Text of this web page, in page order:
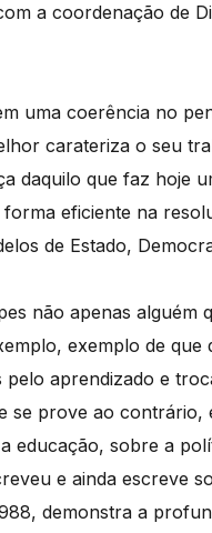
a coordenação de
uma coerência no
carateriza o seu
daquilo que faz hoje
eficiente na
de Estado,
não apenas alguém
exemplo de que
pelo aprendizado e
se prove ao
educação, sobre a
e ainda escreve
demonstra a